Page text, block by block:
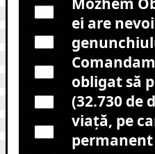
ei are
obligat să
(32.730 de
viață, pe